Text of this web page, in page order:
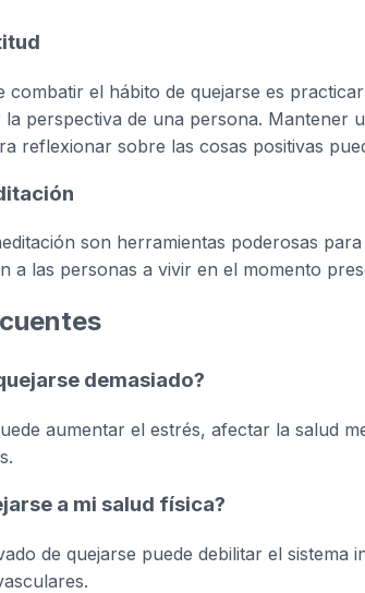
combatir el hábito de quejarse es
la perspectiva de una persona. Mantener
reflexionar sobre las cosas positivas
son herramientas poderosas
a las personas a vivir en el momento
demasiado?
aumentar el estrés, afectar la salud
a mi salud física?
de quejarse puede debilitar el sistema